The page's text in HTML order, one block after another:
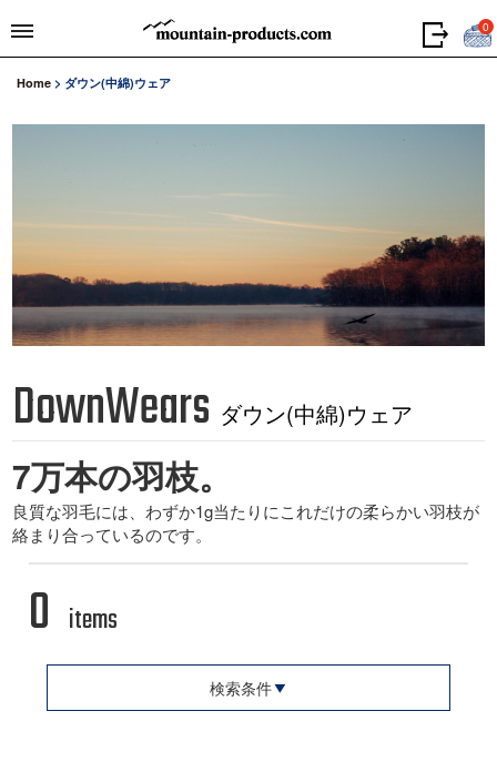
0
Home > ダウン(中綿)ウェア
DownWears ダウン(中綿)ウェア
7万本の羽枝。
良質な羽毛には、わずか1g当たりにこれだけの柔らかい羽枝が
絡まり合っているのです。
0 items
検索条件